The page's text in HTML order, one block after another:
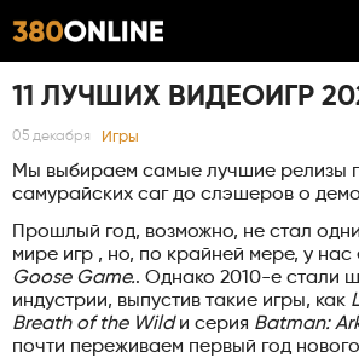
11 ЛУЧШИХ ВИДЕОИГР
05 декабря Игры
Мы выбираем самые лучшие релизы
самурайских саг до слэшеров о
Прошлый год, возможно, не стал
мире игр , но, по крайней мере, у нас
Goose Game.. Однако 2010-е стали
индустрии, выпустив такие игры, как
Breath of the Wildи серия Batman:
почти переживаем первый год